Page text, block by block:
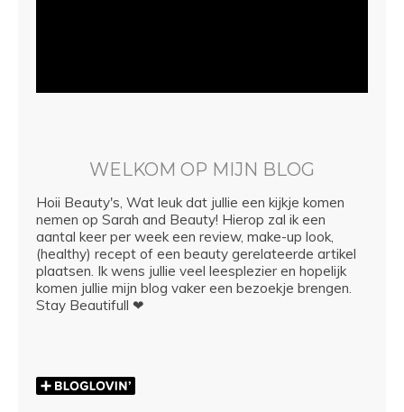
WELKOM OP MIJN BLOG
Hoii Beauty's, Wat leuk dat jullie een kijkje komen
nemen op Sarah and Beauty! Hierop zal ik een
aantal keer per week een review, make-up look,
(healthy) recept of een beauty gerelateerde artikel
plaatsen. Ik wens jullie veel leesplezier en hopelijk
komen jullie mijn blog vaker een bezoekje brengen.
Stay Beautifull ❤